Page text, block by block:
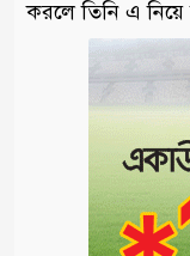
করলে তিনি এ নিয়ে